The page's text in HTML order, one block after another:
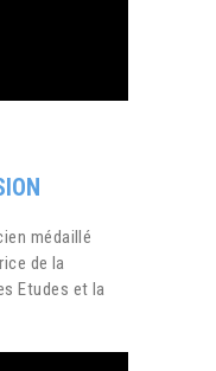
médaillé
de la
Etudes et la